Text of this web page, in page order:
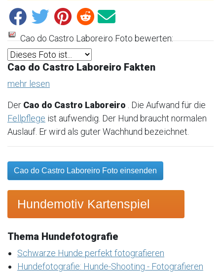
Cao do Castro Laboreiro Foto bewerten:
Cao do Castro Laboreiro Fakten
mehr lesen
Der Cao do Castro Laboreiro . Die Aufwand für die
Fellpflege ist aufwendig. Der Hund braucht normalen
Auslauf. Er wird als guter Wachhund bezeichnet.
Cao do Castro Laboreiro Foto einsenden
Hundemotiv Kartenspiel
Thema Hundefotografie
Schwarze Hunde perfekt fotografieren
Hundefotografie: Hunde-Shooting - Fotografieren